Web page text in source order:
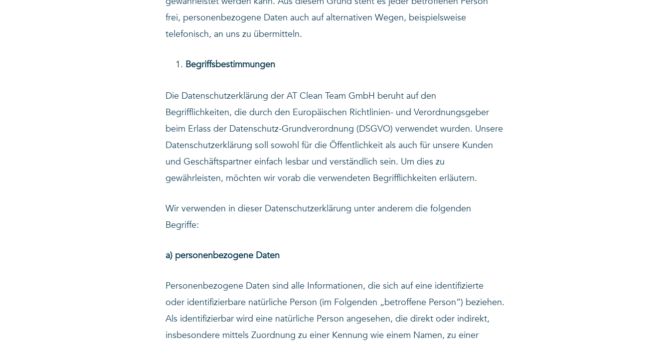
frei, personenbezogene Daten auch auf alternativen Wegen, beispielsweise
telefonisch, an uns zu übermitteln.
Begriffsbestimmungen
Die Datenschutzerklärung der AT Clean Team GmbH beruht auf den
Begrifflichkeiten, die durch den Europäischen Richtlinien- und Verordnungsgeber
beim Erlass der Datenschutz-Grundverordnung (DSGVO) verwendet wurden. Unsere
Datenschutzerklärung soll sowohl für die Öffentlichkeit als auch für unsere Kunden
und Geschäftspartner einfach lesbar und verständlich sein. Um dies zu
gewährleisten, möchten wir vorab die verwendeten Begrifflichkeiten erläutern.
Wir verwenden in dieser Datenschutzerklärung unter anderem die folgenden
Begriffe:
a) personenbezogene Daten
Personenbezogene Daten sind alle Informationen, die sich auf eine identifizierte
oder identifizierbare natürliche Person (im Folgenden „betroffene Person“) beziehen.
Als identifizierbar wird eine natürliche Person angesehen, die direkt oder indirekt,
insbesondere mittels Zuordnung zu einer Kennung wie einem Namen, zu einer